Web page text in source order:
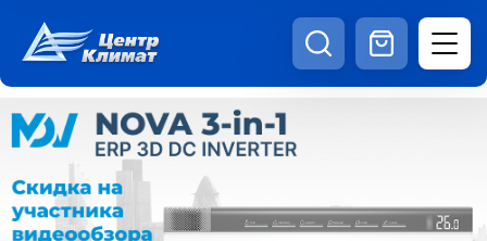
Каталог
Статьи
Наши работы Отзывы
8:00 - 20:00 Шоурум